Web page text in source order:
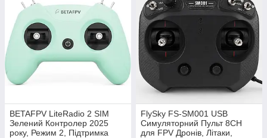
BETAFPV LiteRadio 2 SIM
Зелений Контролер 2025
року, Режим 2, Підтримка
FlySky FS-SM001 USB
Симуляторний Пульт 8CH
для FPV Дронів, Літаки,